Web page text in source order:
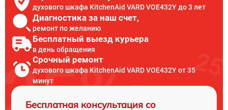
духового шкафа KitchenAid VARD VOE432Y до 3 лет
Диагностика за наш счет,
ремонт по желанию
Бесплатный выезд курьера
в день обращения
Срочный ремонт
духового шкафа KitchenAid VARD VOE432Y от 35
минут
Бесплатная консультация со